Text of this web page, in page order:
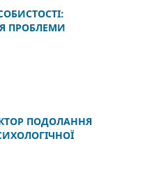
ПРОБЛЕМИ
ПОДОЛАННЯ